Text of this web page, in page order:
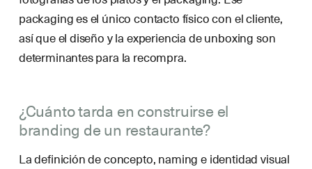
packaging es el único contacto físico con el cliente,
así que el diseño y la experiencia de unboxing son
determinantes para la recompra.
¿Cuánto tarda en construirse el
branding de un restaurante?
La definición de concepto, naming e identidad visual